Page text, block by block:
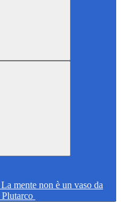
La mente non è un vaso da